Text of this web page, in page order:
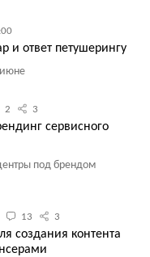
и ответ петушерингу
2 3
сервисного
под брендом
13 3
создания контента